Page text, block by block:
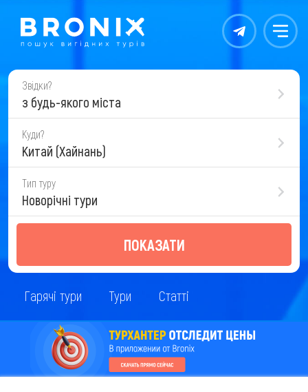
Контакты Меню
Звідки?
з будь-якого міста
Куди?
Китай (Хайнань)
Тип туру
Новорічні тури
ПОКАЗАТИ
Гарячі тури Тури Статті